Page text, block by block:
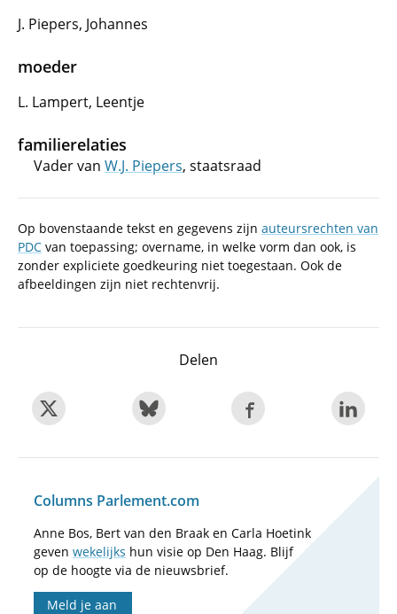
J. Piepers, Johannes
moeder
L. Lampert, Leentje
familierelaties
Vader van W.J. Piepers, staatsraad
Op bovenstaande tekst en gegevens zijn auteursrechten van
PDC van toepassing; overname, in welke vorm dan ook, is
zonder expliciete goedkeuring niet toegestaan. Ook de
afbeeldingen zijn niet rechtenvrij.
Delen
Columns Parlement.com
Anne Bos, Bert van den Braak en Carla Hoetink
geven wekelijks hun visie op Den Haag. Blijf
op de hoogte via de nieuwsbrief.
Meld je aan